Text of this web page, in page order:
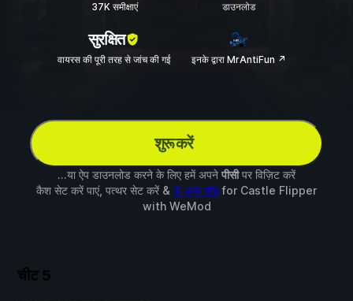
37K समीक्षाएं डाउनलोड
सुरक्षित
वायरस की पूरी तरह से जांच की गई इनके द्वारा MrAntiFun ↗
शुरू करें
...या ऐप डाउनलोड करने के लिए हमें अपने पीसीपर विज़िट करें
कैश सेट करें पाएं, पत्थर सेट करें & 3 अन्य मॉडfor Castle Flipper
with WeMod
चीट 5